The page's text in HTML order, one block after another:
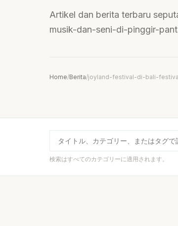
Artikel dan berita terbaru
musik-dan-seni-di-pinggir-
Home/Berita/joyland-festival-di-bali-
検索はすべてのカテゴリーに適用されます。